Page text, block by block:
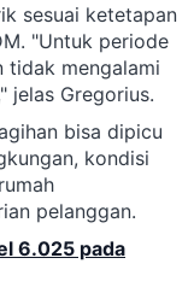
sesuai ketetapan
"Untuk periode
mengalami
jelas Gregorius.
bisa dipicu
kondisi
pelanggan.
6.025 pada